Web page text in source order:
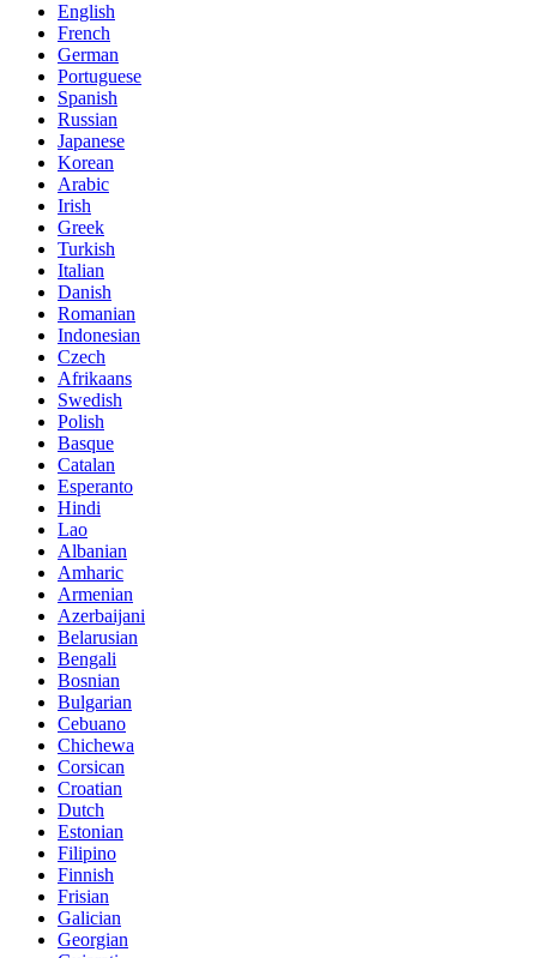
English
French
German
Portuguese
Spanish
Russian
Japanese
Korean
Arabic
Irish
Greek
Turkish
Italian
Danish
Romanian
Indonesian
Czech
Afrikaans
Swedish
Polish
Basque
Catalan
Esperanto
Hindi
Lao
Albanian
Amharic
Armenian
Azerbaijani
Belarusian
Bengali
Bosnian
Bulgarian
Cebuano
Chichewa
Corsican
Croatian
Dutch
Estonian
Filipino
Finnish
Frisian
Galician
Georgian